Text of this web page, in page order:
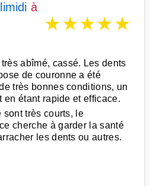
à
★★★★★
abîmé, cassé. Les dents
de couronne a été
très bonnes conditions, un
en étant rapide et efficace.
sont très courts, le
cherche à garder la santé
les dents ou autres.